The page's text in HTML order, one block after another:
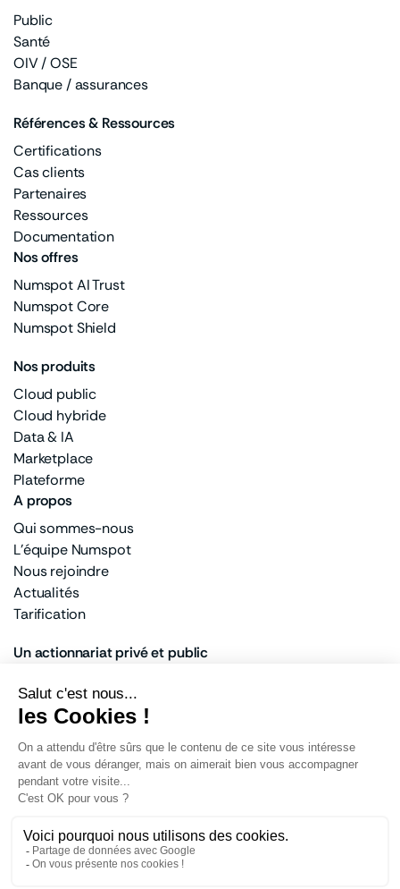
A propos
Qui sommes-nous
L'équipe Numspot
Nous rejoindre
Actualités
Tarification
Un actionnariat privé et public
Banque des Territoires
Docaposte
Dassault Systèmes
Bouygues Telecom
Nos offres
Numspot AI Trust
Numspot Core
Numspot Shield
Nos produits
Cloud public
Cloud hybride
Data & IA
Marketplace
Plateforme
Public
Santé
OIV / OSE
Banque / assurances
Références & Ressources
Certifications
Cas clients
Partenaires
Ressources
Documentation
Protection des données
Politique de cookies